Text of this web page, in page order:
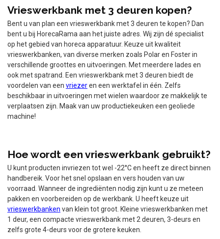
Vrieswerkbank met 3 deuren kopen?
Bent u van plan een vrieswerkbank met 3 deuren te kopen? Dan
bent u bij HorecaRama aan het juiste adres. Wij zijn dé specialist
op het gebied van horeca apparatuur. Keuze uit kwaliteit
vrieswerkbanken, van diverse merken zoals Polar en Foster in
verschillende groottes en uitvoeringen. Met meerdere lades en
ook met spatrand. Een vrieswerkbank met 3 deuren biedt de
voordelen van een vriezeren een werktafel in één. Zelfs
beschikbaar in uitvoeringen met wielen waardoor ze makkelijk te
verplaatsen zijn. Maak van uw productiekeuken een geoliede
machine!
Hoe wordt een vrieswerkbank gebruikt?
U kunt producten invriezen tot wel -22°C en heeft ze direct binnen
handbereik. Voor het snel opslaan en vers houden van uw
voorraad. Wanneer de ingrediënten nodig zijn kunt u ze meteen
pakken en voorbereiden op de werkbank. U heeft keuze uit
vrieswerkbanken van klein tot groot. Kleine vrieswerkbanken met
1 deur, een compacte vrieswerkbank met 2 deuren, 3-deurs en
zelfs grote 4-deurs voor de grotere keuken.